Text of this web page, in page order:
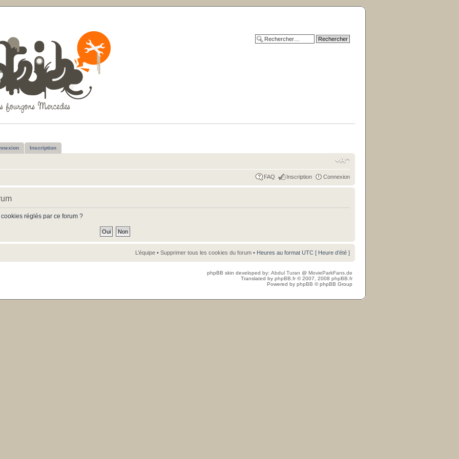
Inscription
FAQ Inscription Connexion
réglés par ce forum ?
L’équipe • Supprimer tous les cookies du forum • Heures au format UTC [ Heure d’été ]
phpBB skin developed by: Abdul Turan @ MovieParkFans.de
Translated by phpBB.fr © 2007, 2008 phpBB.fr
Powered by phpBB © phpBB Group